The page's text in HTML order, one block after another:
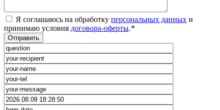
Я соглашаюсь на обработку персональных данных и
принимаю условия договора-оферты.*